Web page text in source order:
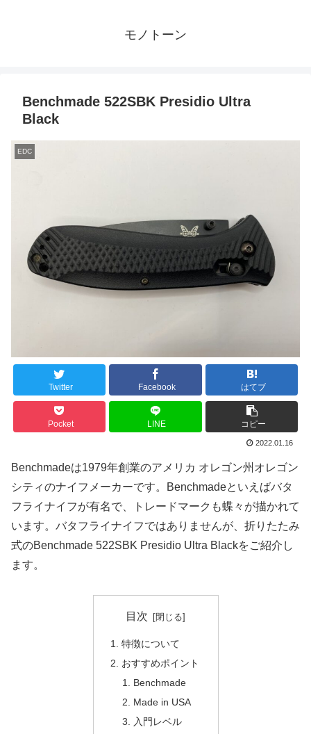
モノトーン
Benchmade 522SBK Presidio Ultra
Black
EDC
Twitter Facebook はてブ
Pocket LINE コピー
2022.01.16
Benchmadeは1979年創業のアメリカ オレゴン州オレゴン
シティのナイフメーカーです。Benchmadeといえばバタ
フライナイフが有名で、トレードマークも蝶々が描かれて
います。バタフライナイフではありませんが、折りたたみ
式のBenchmade 522SBK Presidio Ultra Blackをご紹介し
ます。
目次
特徴について
おすすめポイント
Benchmade
Made in USA
入門レベル